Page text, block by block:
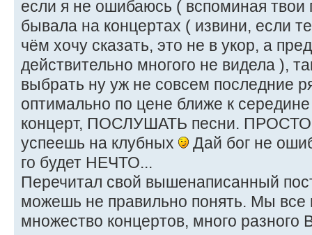
если я не ошибаюсь ( вспоминая твои
бывала на концертах ( извини, если
чём хочу сказать, это не в укор, а
действительно многого не видела ),
выбрать ну уж не совсем последние
оптимально по цене ближе к
концерт, ПОСЛУШАТЬ песни. ПРОСТО
успеешь на клубных
Дай бог не
го будет НЕЧТО...
Перечитал свой вышенаписанный
можешь не правильно понять. Мы все
множество концертов, много разного